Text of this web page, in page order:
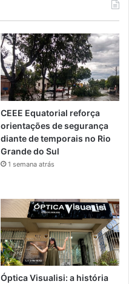
CEEE Equatorial reforça
orientações de segurança
diante de temporais no Rio
Grande do Sul
1 semana atrás
Óptica Visualisi: a história